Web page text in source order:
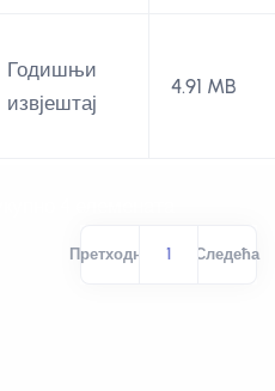
Годишњи
извјештај
4.91 MB
Претходна 1 Следећа